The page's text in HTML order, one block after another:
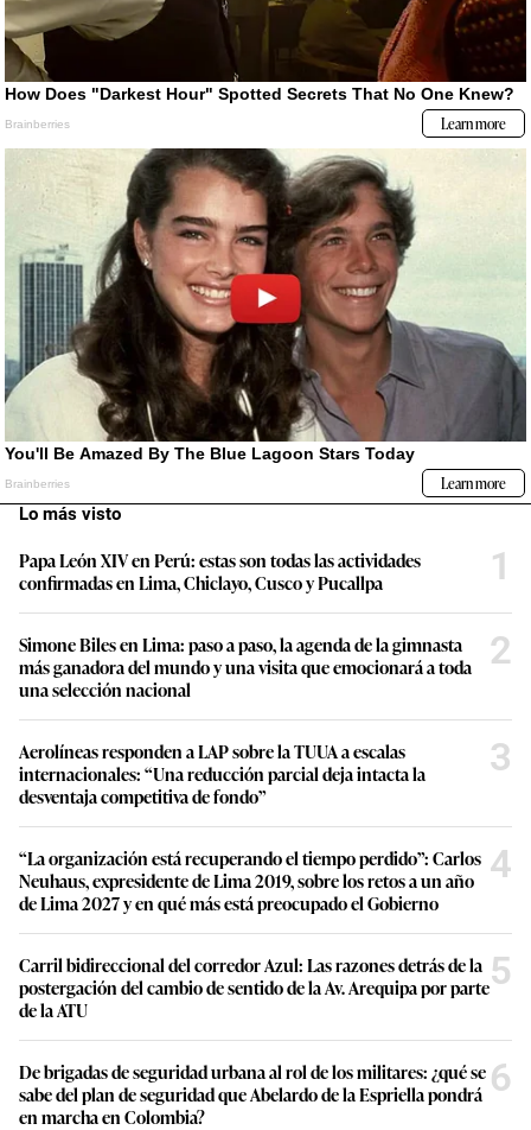
Lo más visto
Papa León XIV en Perú: estas son todas las actividades
confirmadas en Lima, Chiclayo, Cusco y Pucallpa
1
Simone Biles en Lima: paso a paso, la agenda de la gimnasta
más ganadora del mundo y una visita que emocionará a toda
una selección nacional
2
Aerolíneas responden a LAP sobre la TUUA a escalas
internacionales: “Una reducción parcial deja intacta la
desventaja competitiva de fondo”
3
“La organización está recuperando el tiempo perdido”: Carlos
Neuhaus, expresidente de Lima 2019, sobre los retos a un año
de Lima 2027 y en qué más está preocupado el Gobierno
4
Carril bidireccional del corredor Azul: Las razones detrás de la
postergación del cambio de sentido de la Av. Arequipa por parte
de la ATU
5
De brigadas de seguridad urbana al rol de los militares: ¿qué se
sabe del plan de seguridad que Abelardo de la Espriella pondrá
en marcha en Colombia?
6